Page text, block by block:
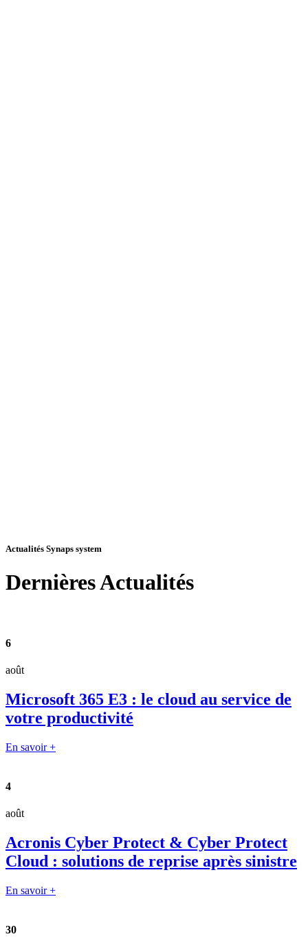
Actualités Synaps system
DernièresActualités
6
août
Microsoft 365 E3 : le cloud au service de
votre productivité
En savoir +
4
août
Acronis Cyber Protect & Cyber Protect
Cloud : solutions de reprise après sinistre
En savoir +
30